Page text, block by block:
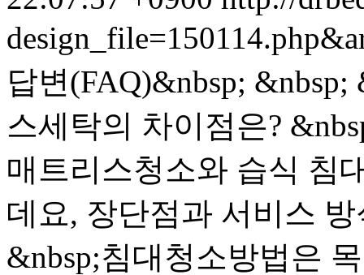
답변(FAQ)&nbsp;
스세탁의 차이점은?
매트리스청소와 습식 침
데요, 장단점과 서비스
&nbsp;침대청소방법은